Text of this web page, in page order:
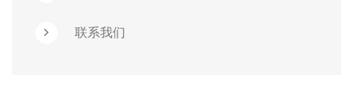
联系我们